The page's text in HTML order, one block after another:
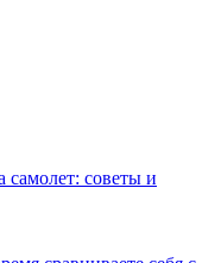
самолет: советы и